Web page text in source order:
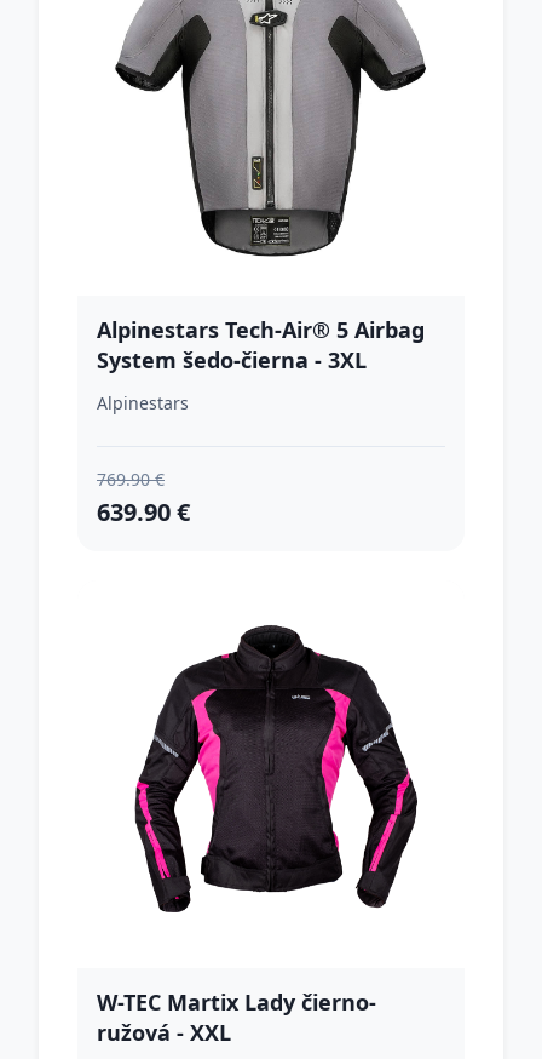
Alpinestars Tech-Air® 5 Airbag
System šedo-čierna - 3XL
Alpinestars
769.90 €
639.90 €
W-TEC Martix Lady čierno-
ružová - XXL